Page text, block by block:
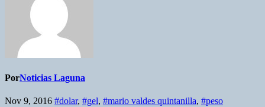
PorNoticias Laguna
Nov 9, 2016 #dolar, #gel, #mario valdes quintanilla, #peso